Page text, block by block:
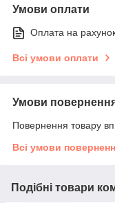
Умови оплати
Оплата на
Всі умови оплати
Умови
Повернення товару
Всі умови
Подібні товари